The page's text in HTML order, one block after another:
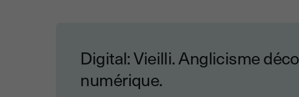
Digital: Vieilli. Anglicisme
numérique.